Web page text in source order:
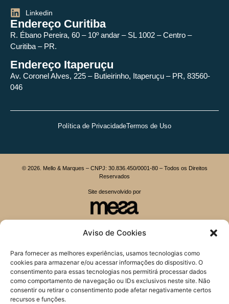
Aviso de Cookies
Para fornecer as melhores experiências, usamos tecnologias como
cookies para armazenar e/ou acessar informações do dispositivo. O
consentimento para essas tecnologias nos permitirá processar dados
como comportamento de navegação ou IDs exclusivos neste site. Não
consentir ou retirar o consentimento pode afetar negativamente certos
recursos e funções.
Linkedin
Endereço Curitiba
R. Ébano Pereira, 60 – 10º andar – SL 1002 – Centro –
Curitiba – PR.
Endereço Itaperuçu
Av. Coronel Alves, 225 – Butieirinho, Itaperuçu – PR, 83560-
046
Política de PrivacidadeTermos de Uso
© 2026. Mello & Marques – CNPJ: 30.836.450/0001-80 – Todos os Direitos
Reservados
Site desenvolvido por
Inicie seu atendimento
Preencha corretamente os campos abaixo:
Seu Nome e Sobrenome: